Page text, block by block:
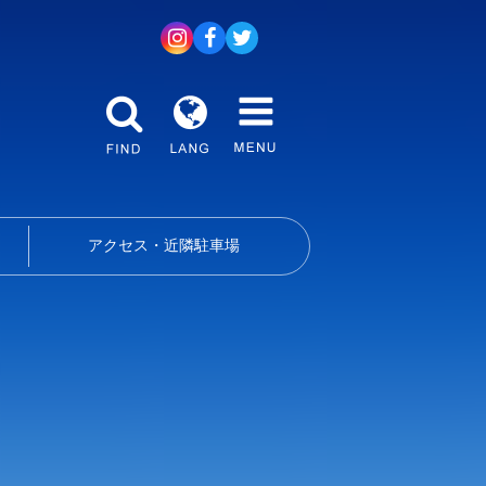
アクセス・近隣駐車場